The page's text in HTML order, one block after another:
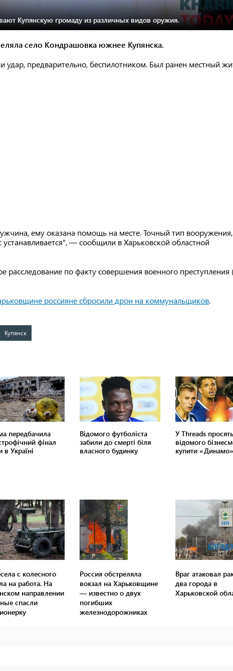
Купянскую громаду из различных видов оружия.
село Кондрашовка южнее Купянска.
удар, предварительно, беспилотником. Был ранен местный
ему оказана помощь на месте. Точный тип вооружения,
устанавливается", — сообщили в Харьковской областной
расследование по факту совершения военного преступления
россияне сбросили дрон на коммунальщиков.
Купянск
с колесного
на работа. На
направлении
спасли
Россия обстреляла
вокзал на Харьковщине
— известно о двух
погибших
железнодорожниках
Враг атаковал
два города в
Харьковской